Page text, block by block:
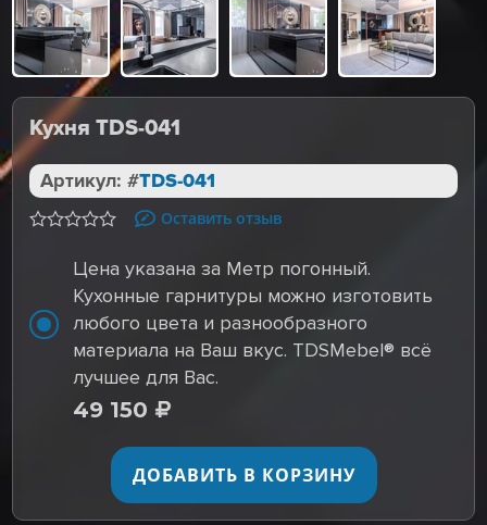
Кухня TDS-041
Артикул: #TDS-041
Оставить отзыв
Цена указана за Метр погонный.
Кухонные гарнитуры можно изготовить
любого цвета и разнообразного
материала на Ваш вкус. TDSMebel® всё
лучшее для Вас.
49 150
ДОБАВИТЬ В КОРЗИНУ